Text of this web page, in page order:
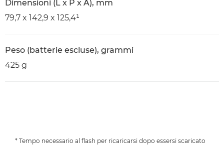
Dimensioni (L x P x A), mm
79,7 x 142,9 x 125,4¹
Peso (batterie escluse), grammi
425 g
* Tempo necessario al flash per ricaricarsi dopo essersi scaricato